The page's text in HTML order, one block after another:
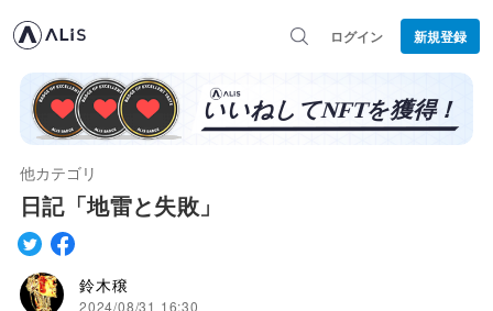
ログイン 新規登録
他カテゴリ
日記「地雷と失敗」
鈴木穣
2024/08/31 16:30